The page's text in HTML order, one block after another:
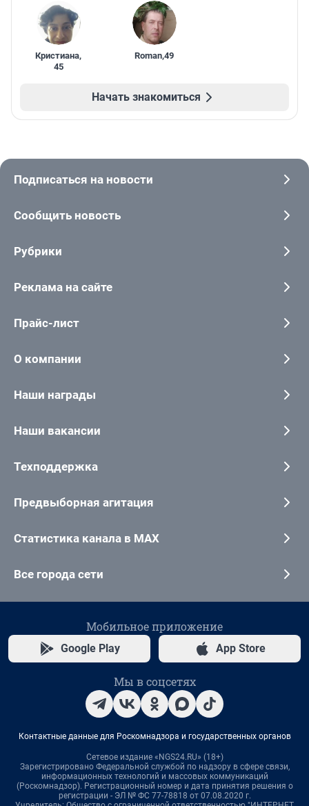
Кристиана,
45
Roman,49
Начать знакомиться
Подписаться на новости
Сообщить новость
Рубрики
Реклама на сайте
Прайс-лист
О компании
Наши награды
Наши вакансии
Техподдержка
Предвыборная агитация
Статистика канала в MAX
Все города сети
Мобильное приложение
Google Play App Store
Мы в соцсетях
Контактные данные для Роскомнадзора и государственных органов
Сетевое издание «NGS24.RU» (18+)
Зарегистрировано Федеральной службой по надзору в сфере связи,
информационных технологий и массовых коммуникаций
(Роскомнадзор). Регистрационный номер и дата принятия решения о
регистрации - ЭЛ № ФС 77-78818 от 07.08.2020 г.